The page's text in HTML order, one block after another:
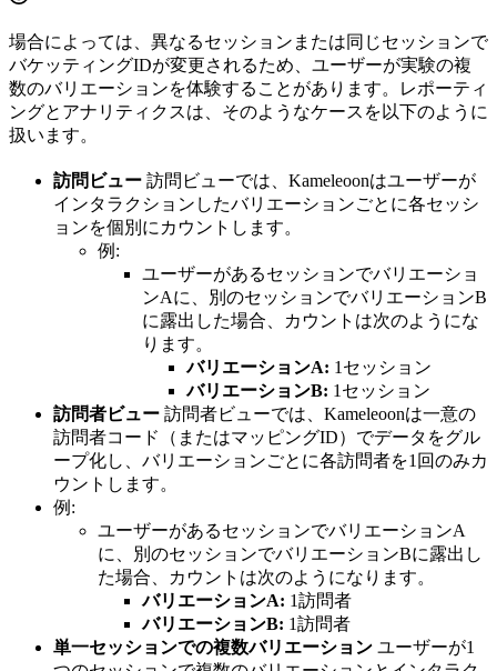
場合によっては、異なるセッションまたは同じセッションで
バケッティングIDが変更されるため、ユーザーが実験の複
数のバリエーションを体験することがあります。レポーティ
ングとアナリティクスは、そのようなケースを以下のように
扱います。
訪問ビュー 訪問ビューでは、Kameleoonはユーザーが
インタラクションしたバリエーションごとに各セッシ
ョンを個別にカウントします。
例:
ユーザーがあるセッションでバリエーショ
ンAに、別のセッションでバリエーションB
に露出した場合、カウントは次のようにな
ります。
バリエーションA: 1セッション
バリエーションB: 1セッション
訪問者ビュー 訪問者ビューでは、Kameleoonは一意の
訪問者コード（またはマッピングID）でデータをグル
ープ化し、バリエーションごとに各訪問者を1回のみカ
ウントします。
例:
ユーザーがあるセッションでバリエーションA
に、別のセッションでバリエーションBに露出し
た場合、カウントは次のようになります。
バリエーションA: 1訪問者
バリエーションB: 1訪問者
単一セッションでの複数バリエーション ユーザーが1